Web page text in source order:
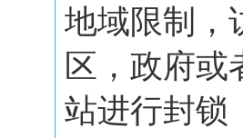
地域限制，
区，政府
站进行封锁